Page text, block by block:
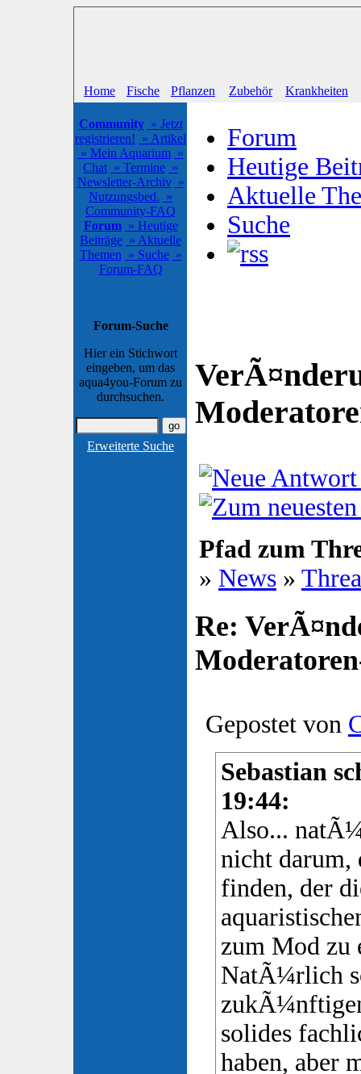
Home Fische Pflanzen Zubehör Krankheiten
Community » Jetzt
registrieren! » Artikel
» Mein Aquarium »
Chat » Termine »
Newsletter-Archiv »
Nutzungsbed. »
Community-FAQ
Forum » Heutige
Beiträge » Aktuelle
Themen » Suche »
Forum-FAQ
Forum-Suche
Hier ein Stichwort
eingeben, um das
aqua4you-Forum zu
durchsuchen.
Erweiterte Suche
Forum
Heutige
Aktuelle
Suche
Pfad zum
» News »
Re:
Gepostet von
Sebastian
19:44:
Also...
nicht darum,
finden, der
zum Mod zu
NatÃ¼rlich
solides
haben, aber